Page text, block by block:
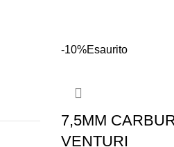
-10%Esaurito
7,5MM
VENTURI